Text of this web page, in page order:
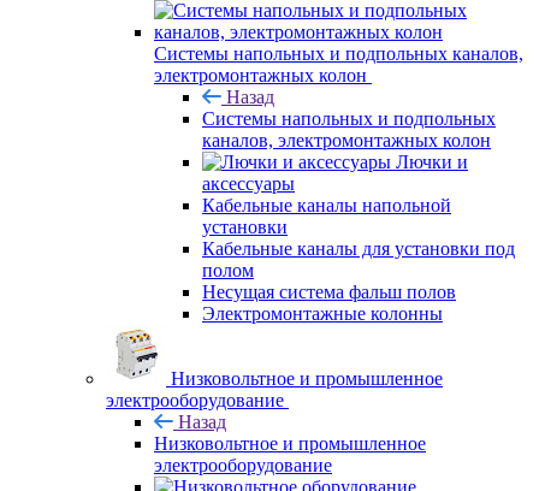
Системы напольных и подпольных каналов,
электромонтажных колон
Назад
Системы напольных и подпольных
каналов, электромонтажных колон
Лючки и
аксессуары
Кабельные каналы напольной
установки
Кабельные каналы для установки под
полом
Несущая система фальш полов
Электромонтажные колонны
Низковольтное и промышленное
электрооборудование
Назад
Низковольтное и промышленное
электрооборудование